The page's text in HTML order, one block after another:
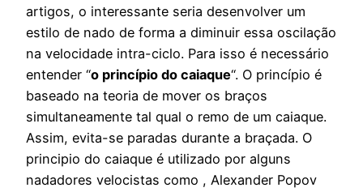
artigos, o interessante seria desenvolver um
estilo de nado de forma a diminuir essa oscilação
na velocidade intra-ciclo. Para isso é necessário
entender “o princípio do caiaque“. O princípio é
baseado na teoria de mover os braços
simultaneamente tal qual o remo de um caiaque.
Assim, evita-se paradas durante a braçada. O
principio do caiaque é utilizado por alguns
nadadores velocistas como , Alexander Popov